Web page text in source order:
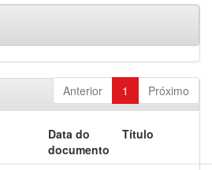
Anterior 1 Próximo
Data do
documento
Título